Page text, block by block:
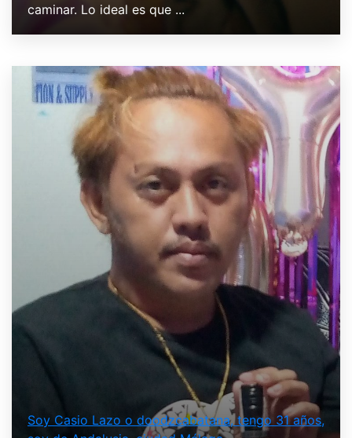
caminar. Lo ideal es que ...
Soy Casio Lazo o doodzcabatana, tengo 31 años,